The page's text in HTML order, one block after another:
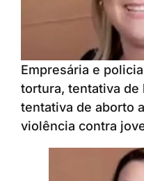
Empresária e
tortura, tentativa
tentativa de aborto
violência contra